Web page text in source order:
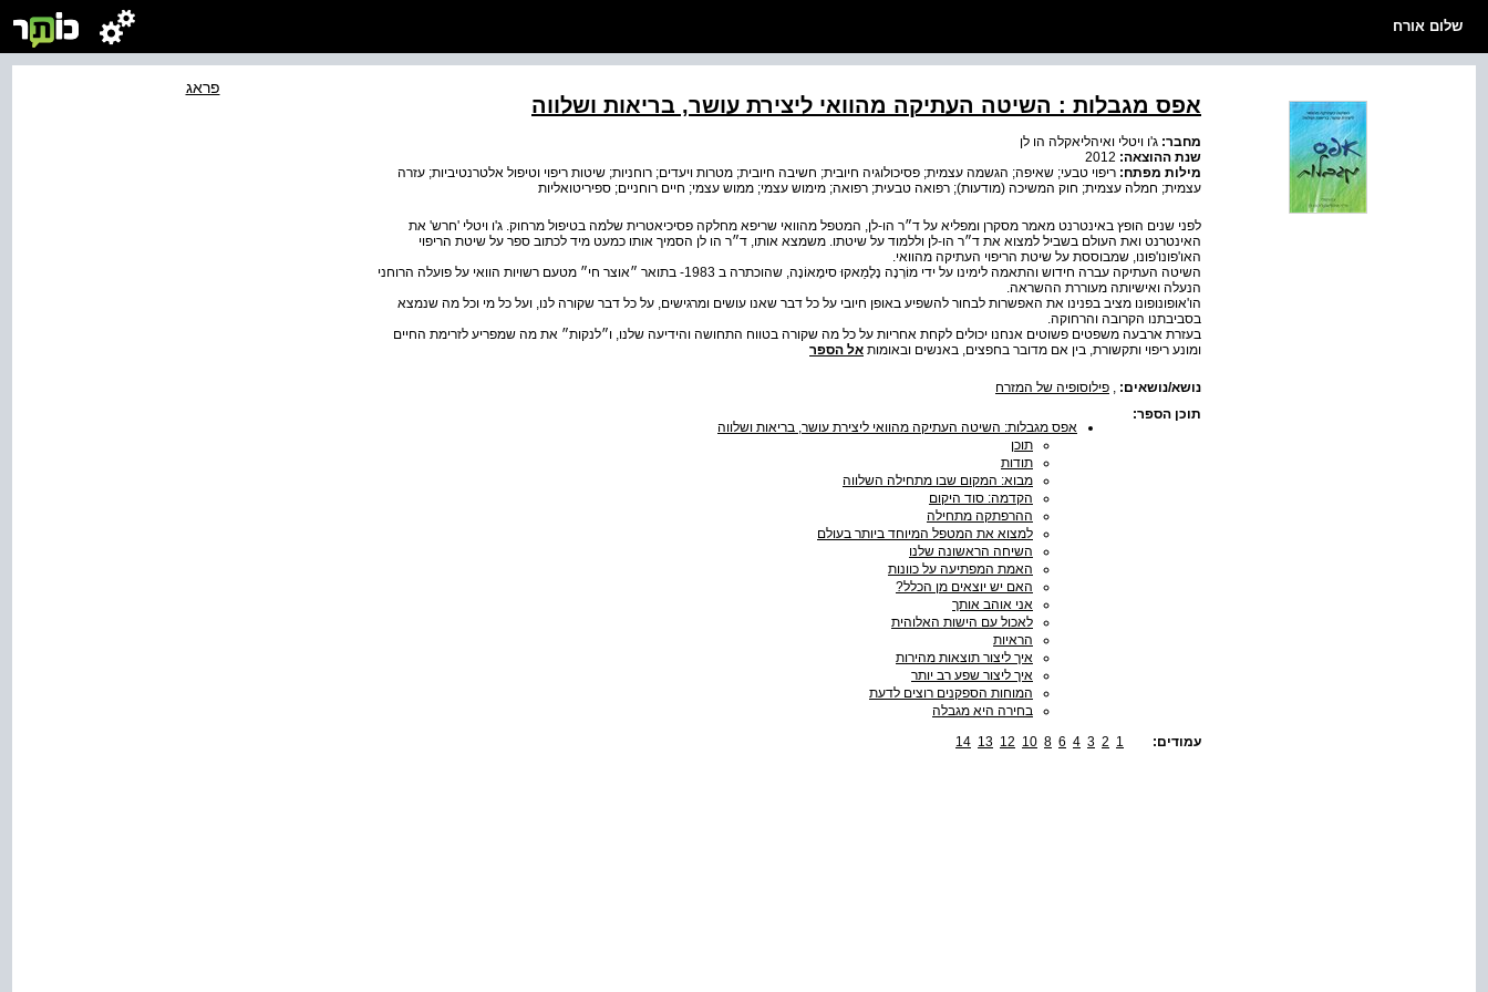
שלום אורח
אפס מגבלות : השיטה העתיקה מהוואי ליצירת עושר, בריאות ושלווה
מחבר: ג'ו ויטלי ואיהליאקלה הו לן
שנת ההוצאה:
מילות מפתח: ריפוי טבעי; שאיפה; הגשמה עצמית; פסיכולוגיה חיובית; חשיבה חיובית; מטרות ויעדים; רוחניות; שיטות ריפוי וטיפול אלטרנטיביות; עזרה
עצמית; חמלה עצמית; חוק המשיכה (מודעות); רפואה טבעית; רפואה; מימוש עצמי; ממוש עצמי; חיים רוחניים; ספיריטואליות
לפני שנים הופץ באינטרנט מאמר מסקרן ומפליא על ד״ר הו-לן, המטפל מהוואי שריפא מחלקה פסיכיאטרית שלמה בטיפול מרחוק. ג'ו ויטלי 'חרש' את
האינטרנט ואת העולם בשביל למצוא את ד״ר הו-לן וללמוד על שיטתו. משמצא אותו, ד״ר הו לן הסמיך אותו כמעט מיד לכתוב ספר על שיטת הריפוי
האו'פונו'פונו, שמבוססת על שיטת הריפוי העתיקה מהוואי.
השיטה העתיקה עברה חידוש והתאמה לימינו על ידי מוֹרְנָה נָלָמַאקוּ סימֶאוֹנָה, שהוכתרה ב 1983- בתואר ״אוצר חי״ מטעם רשויות הוואי על פועלה הרוחני
הנעלה ואישיותה מעוררת ההשראה.
הו'אופונופונו מציב בפנינו את האפשרות לבחור להשפיע באופן חיובי על כל דבר שאנו עושים ומרגישים, על כל דבר שקורה לנו, ועל כל מי וכל מה שנמצא
בסביבתנו הקרובה והרחוקה.
בעזרת ארבעה משפטים פשוטים אנחנו יכולים לקחת אחריות על כל מה שקורה בטווח התחושה והידיעה שלנו, ו״לנקות״ את מה שמפריע לזרימת החיים
ומונע ריפוי ותקשורת, בין אם מדובר בחפצים, באנשים ובאומות אל הספר
נושא/נושאים:
פילוסופיה של המזרח
תוכן הספר:
אפס מגבלות: השיטה העתיקה מהוואי ליצירת עושר, בריאות ושלווה
תוכן
תודות
מבוא: המקום שבו מתחילה השלווה
הקדמה: סוד היקום
ההרפתקה מתחילה
למצוא את המטפל המיוחד ביותר בעולם
השיחה הראשונה שלנו
האמת המפתיעה על כוונות
האם יש יוצאים מן הכלל?
אני אוהב אותך
לאכול עם הישות האלוהית
הראיות
איך ליצור תוצאות מהירות
איך ליצור שפע רב יותר
המוחות הספקנים רוצים לדעת
בחירה היא מגבלה
פראג
עמודים: 1
2
3
4
6
8
10
12
13
14